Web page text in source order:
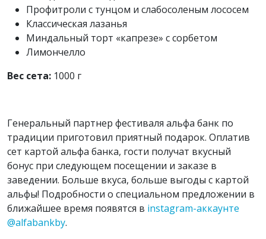
Профитроли с тунцом и слабосоленым лососем
Классическая лазанья
Миндальный торт «капрезе» с сорбетом
Лимончелло
Вес сета: 1000 г
Генеральный партнер фестиваля альфа банк по
традиции приготовил приятный подарок. Оплатив
сет картой альфа банка, гости получат вкусный
бонус при следующем посещении и заказе в
заведении. Больше вкуса, больше выгоды с картой
альфы! Подробности о специальном предложении в
ближайшее время появятся в instagram-аккаунте
@alfabankby.